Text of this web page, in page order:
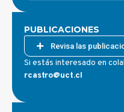
PUBLICACIONES
Revisa las
Si estás interesado en
rcastro@uct.cl